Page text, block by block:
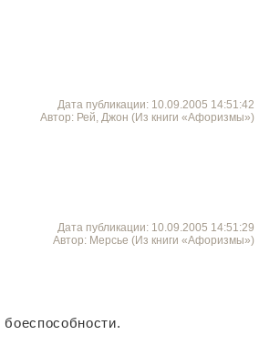
Дата публикации: 10.09.2005 14:51:42
Автор: Рей, Джон (Из книги «Афоризмы»)
Дата публикации: 10.09.2005 14:51:29
Автор: Мерсье (Из книги «Афоризмы»)